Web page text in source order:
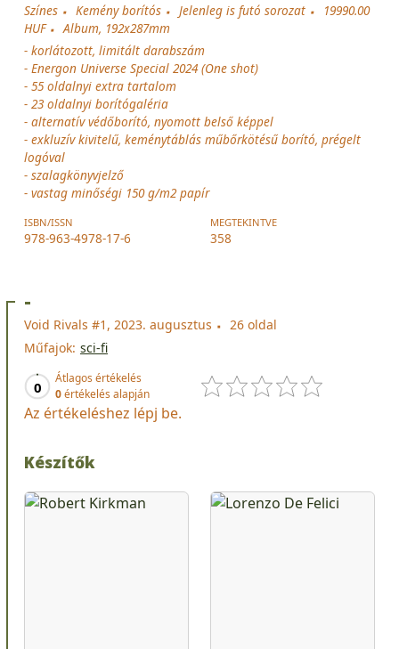
Színes Kemény borítós Jelenleg is futó sorozat
19990.00
HUF
Album, 192x287mm
- korlátozott, limitált darabszám
- Energon Universe Special 2024 (One shot)
- 55 oldalnyi extra tartalom
- 23 oldalnyi borítógaléria
- alternatív védőborító, nyomott belső képpel
- exkluzív kivitelű, keménytáblás műbőrkötésű borító, prégelt
logóval
- szalagkönyvjelző
- vastag minőségi 150 g/m2 papír
ISBN/ISSN
978-963-4978-17-6
MEGTEKINTVE
358
-
Void Rivals #1, 2023. augusztus
26 oldal
Műfajok: sci-fi
0
Átlagos értékelés
0értékelés alapján
Az értékeléshez lépj be.
Készítők